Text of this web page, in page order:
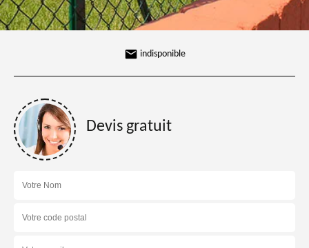
indisponible
Devis gratuit